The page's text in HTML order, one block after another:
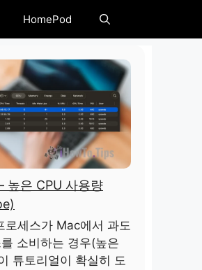
HomePod
높은 CPU 사용량
세스가 Mac에서 과도
소비하는 경우(높은
튜토리얼이 확실히 도